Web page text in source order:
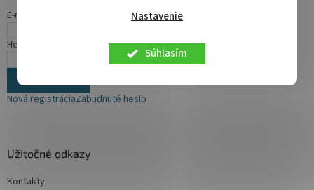
Nastavenie
Súhlasím
E-mail
Heslo
PRIHLÁSIŤ SA
Nová registráciaZabudnuté heslo
Užitočné odkazy
Kontakty